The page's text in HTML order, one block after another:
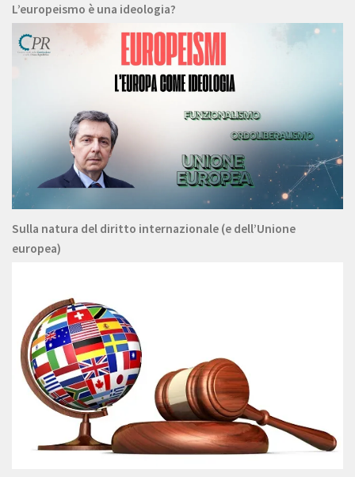
L’europeismo è una ideologia?
Sulla natura del diritto internazionale (e dell’Unione
europea)